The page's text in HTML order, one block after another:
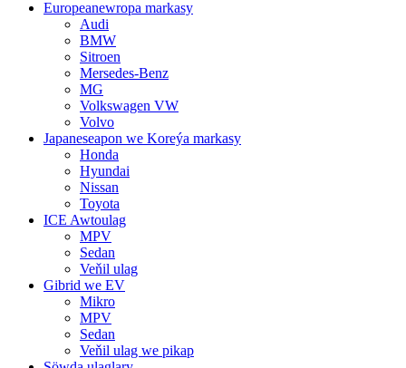
Europeanewropa markasy
Audi
BMW
Sitroen
Mersedes-Benz
MG
Volkswagen VW
Volvo
Japaneseapon we Koreýa markasy
Honda
Hyundai
Nissan
Toyota
ICE Awtoulag
MPV
Sedan
Veňil ulag
Gibrid we EV
Mikro
MPV
Sedan
Veňil ulag we pikap